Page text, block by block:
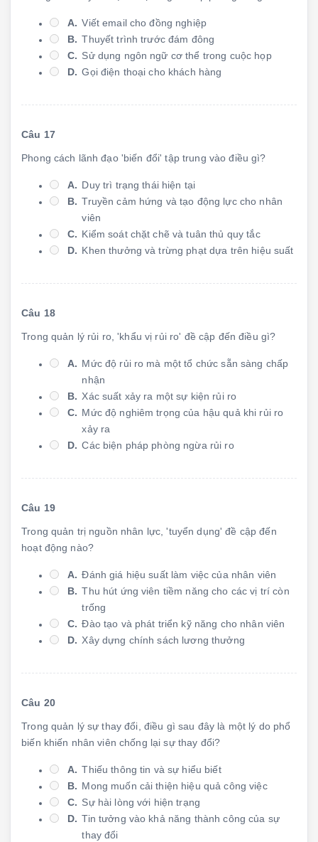
A. Viết email cho đồng nghiệp
B. Thuyết trình trước đám đông
C. Sử dụng ngôn ngữ cơ thể trong cuộc họp
D. Gọi điện thoại cho khách hàng
Câu 17
Phong cách lãnh đạo 'biến đổi' tập trung vào điều gì?
A. Duy trì trạng thái hiện tại
B. Truyền cảm hứng và tạo động lực cho nhân
viên
C. Kiểm soát chặt chẽ và tuân thủ quy tắc
D. Khen thưởng và trừng phạt dựa trên hiệu suất
Câu 18
Trong quản lý rủi ro, 'khẩu vị rủi ro' đề cập đến điều gì?
A. Mức độ rủi ro mà một tổ chức sẵn sàng chấp
nhận
B. Xác suất xảy ra một sự kiện rủi ro
C. Mức độ nghiêm trọng của hậu quả khi rủi ro
xảy ra
D. Các biện pháp phòng ngừa rủi ro
Câu 19
Trong quản trị nguồn nhân lực, 'tuyển dụng' đề cập đến
hoạt động nào?
A. Đánh giá hiệu suất làm việc của nhân viên
B. Thu hút ứng viên tiềm năng cho các vị trí còn
trống
C. Đào tạo và phát triển kỹ năng cho nhân viên
D. Xây dựng chính sách lương thưởng
Câu 20
Trong quản lý sự thay đổi, điều gì sau đây là một lý do phổ
biến khiến nhân viên chống lại sự thay đổi?
A. Thiếu thông tin và sự hiểu biết
B. Mong muốn cải thiện hiệu quả công việc
C. Sự hài lòng với hiện trạng
D. Tin tưởng vào khả năng thành công của sự
thay đổi